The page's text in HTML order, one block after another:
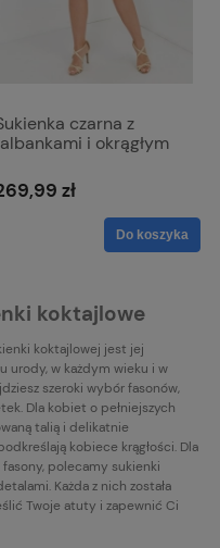
czarna z
i okrągłym
zł
Do koszyka
koktajlowe
koktajlowej jest jej
urody, w każdym wieku i w
szeroki wybór fasonów,
Dla kobiet o pełniejszych
talią i delikatnie
kobiece krągłości. Dla
polecamy sukienki
Każda z nich została
Twoje atuty i zapewnić Ci